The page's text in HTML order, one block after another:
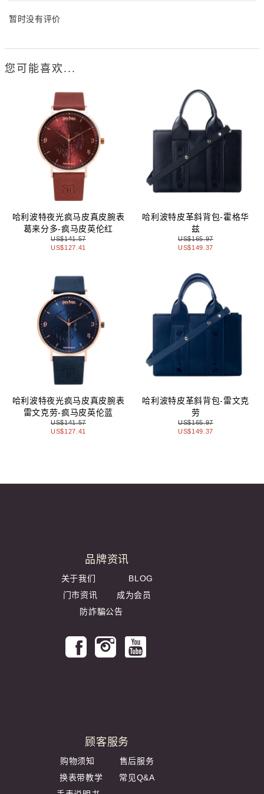
暂时没有评价
您可能喜欢...
哈利波特夜光疯马皮真皮腕表
葛来分多-疯马皮英伦红
US$141.57
US$127.41
哈利波特皮革斜背包-霍格华
兹
US$165.97
US$149.37
哈利波特夜光疯马皮真皮腕表
雷文克劳-疯马皮英伦蓝
US$141.57
US$127.41
哈利波特皮革斜背包-雷文克
劳
US$165.97
US$149.37
品牌资讯
关于我们
BLOG
门市资讯
成为会员
防詐騙公告
顾客服务
购物须知 售后服务
换表带教学 常见Q&A